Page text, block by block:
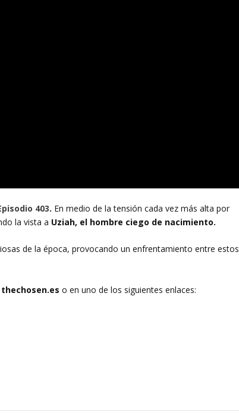
403. En medio de la tensión cada vez más alta por
la vista a Uziah, el hombre ciego de nacimiento.
de la época, provocando un enfrentamiento entre estos
thechosen.es o en uno de los siguientes enlaces: